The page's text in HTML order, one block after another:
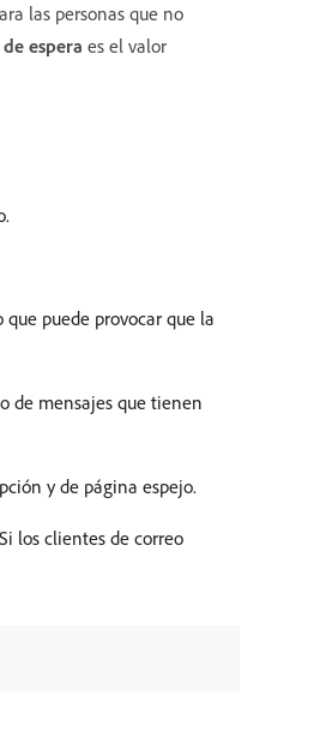
las personas que no
espera es el valor
que puede provocar que la
de mensajes que tienen
y de página espejo.
los clientes de correo